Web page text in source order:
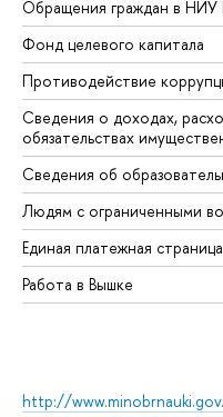
Обращения граждан в
Фонд целевого капитала
Противодействие
Сведения о доходах,
обязательствах
Сведения об
Людям с ограниченными
Единая платежная страница
Работа в Вышке
http://